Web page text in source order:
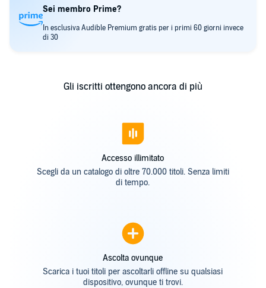
Sei membro Prime?
In esclusiva Audible Premium gratis per i primi 60 giorni invece
di 30
Gli iscritti ottengono ancora di più
Accesso illimitato
Scegli da un catalogo di oltre 70.000 titoli. Senza limiti
di tempo.
Ascolta ovunque
Scarica i tuoi titoli per ascoltarli offline su qualsiasi
dispositivo, ovunque ti trovi.